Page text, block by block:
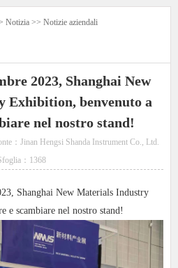
Notizia >> Notizie aziendali
2023, Shanghai New
Exhibition, benvenuto a
nel nostro stand!
：Jinan Hengsi Shanda Instrument Co., Ltd.
： 1368
Shanghai New Materials Industry
e scambiare nel nostro stand!